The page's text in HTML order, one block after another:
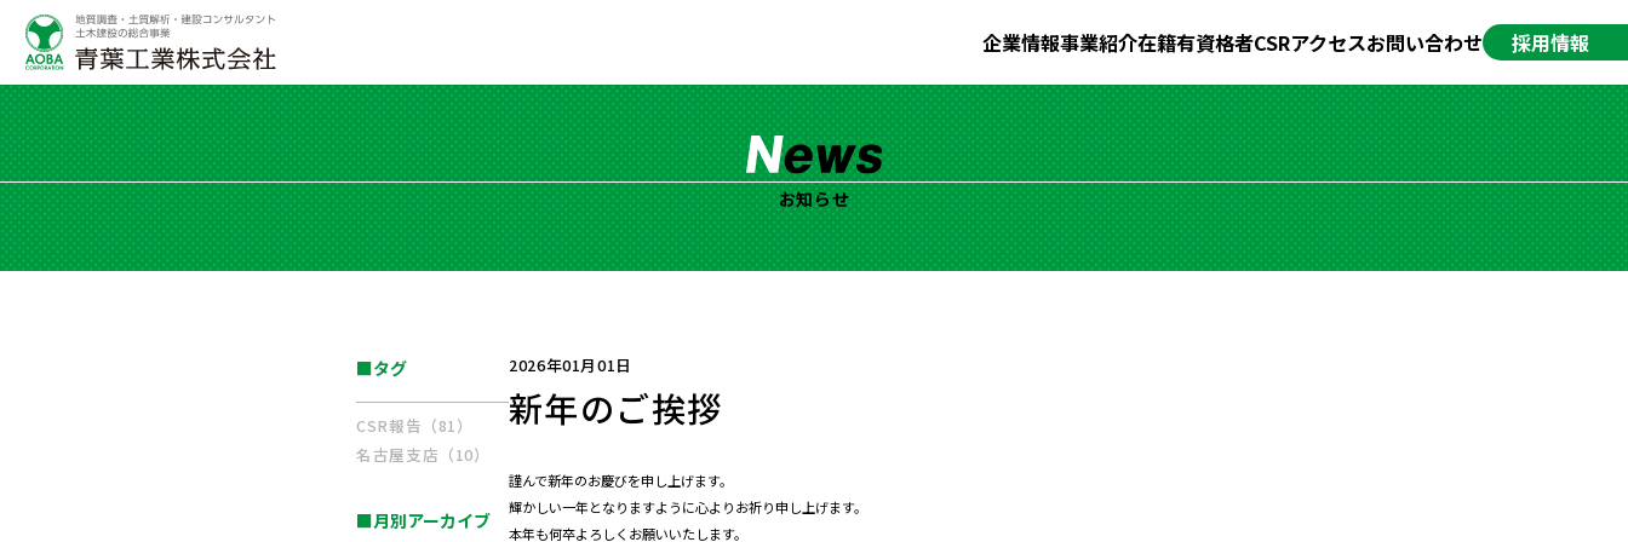
企業情報事業紹介在籍有資格者CSRアクセスお問い合わせ 採用情報
お知らせ
2026年01月01日
新年のご挨拶
謹んで新年のお慶びを申し上げます。
輝かしい一年となりますように心よりお祈り申し上げます。
本年も何卒よろしくお願いいたします。
■タグ
CSR報告（81）
名古屋支店（10）
■月別アーカイブ